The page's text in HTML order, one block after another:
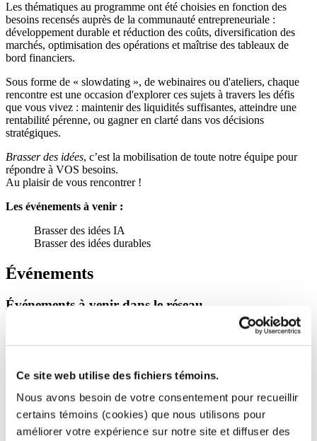
Ce site web utilise des fichiers témoins.
Nous avons besoin de votre consentement pour recueillir
certains témoins (cookies) que nous utilisons pour
améliorer votre expérience sur notre site et diffuser des
Les thématiques au programme ont été choisies en fonction des
besoins recensés auprès de la communauté entrepreneuriale :
développement durable et réduction des coûts, diversification des
marchés, optimisation des opérations et maîtrise des tableaux de
bord financiers.
Sous forme de « slowdating », de webinaires ou d'ateliers, chaque
rencontre est une occasion d'explorer ces sujets à travers les défis
que vous vivez : maintenir des liquidités suffisantes, atteindre une
rentabilité pérenne, ou gagner en clarté dans vos décisions
stratégiques.
Brasser des idées, c’est la mobilisation de toute notre équipe pour
répondre à VOS besoins.
Au plaisir de vous rencontrer !
Les événements à venir :
Brasser des idées IA
Brasser des idées durables
Événements
Événements à venir dans le réseau
PME MTL vous propose des guides pratiques pour vous
accompagner à chaque étape de votre parcours. Gagnez du temps
spécifiques.
Tous les événements